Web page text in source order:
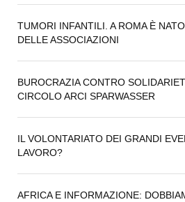
TUMORI INFANTILI. A ROMA È
DELLE ASSOCIAZIONI
BUROCRAZIA CONTRO
CIRCOLO ARCI SPARWASSER
IL VOLONTARIATO DEI GRANDI
LAVORO?
AFRICA E INFORMAZIONE: